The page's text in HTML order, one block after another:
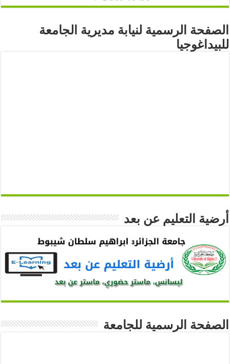
الصفحة الرسمية لنيابة مديرية الجامعة
للبيداغوجيا
أرضية التعليم عن بعد
الصفحة الرسمية للجامعة